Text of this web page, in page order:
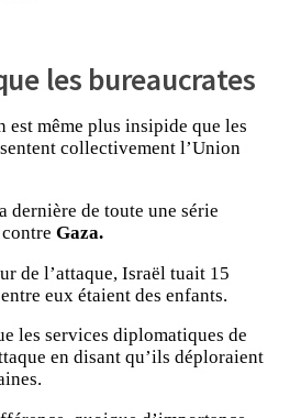
les bureaucrates
même plus insipide que les
collectivement l’Union
dernière de toute une série
Gaza.
de l’attaque, Israël tuait 15
eux étaient des enfants.
les services diplomatiques de
en disant qu’ils déploraient